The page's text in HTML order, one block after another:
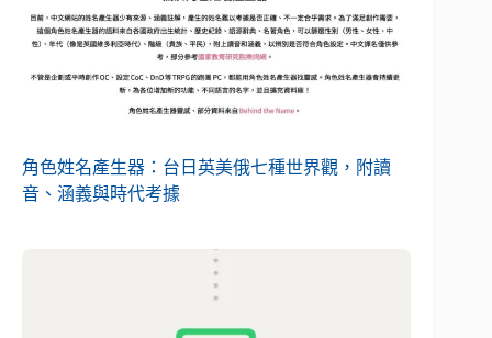
角色姓名產生器：台日英美俄七種世界觀，附讀
音、涵義與時代考據